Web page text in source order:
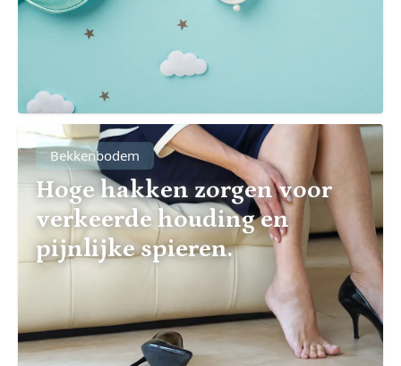
Bekkenbodem
Hoge hakken zorgen voor
verkeerde houding en
pijnlijke spieren.